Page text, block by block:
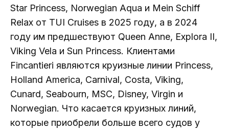
Star Princess, Norwegian Aqua и Mein Schiff
Relax от TUI Cruises в 2025 году, а в 2024
году им предшествуют Queen Anne, Explora II,
Viking Vela и Sun Princess. Клиентами
Fincantieri являются круизные линии Princess,
Holland America, Carnival, Costa, Viking,
Cunard, Seabourn, MSC, Disney, Virgin и
Norwegian. Что касается круизных линий,
которые приобрели больше всего судов у